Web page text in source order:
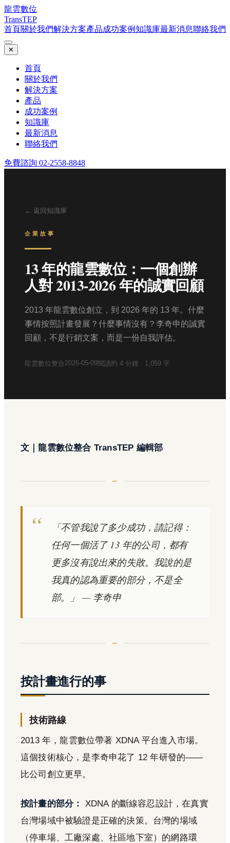
龍雲數位
TransTEP
首頁關於我們解決方案產品成功案例知識庫最新消息聯絡我們
✕
首頁
關於我們
解決方案
產品
成功案例
知識庫
最新消息
聯絡我們
免費諮詢 02-2558-8848
← 返回知識庫
企業故事
13 年的龍雲數位：一個創辦
人對 2013-2026 年的誠實回顧
2013 年龍雲數位創立，到 2026 年的 13 年。什麼
事情按照計畫發展？什麼事情沒有？李奇申的誠實
回顧，不是行銷文案，而是一份自我評估。
龍雲數位整合2026-05-09閱讀約 4 分鐘 · 1,059 字
文｜龍雲數位整合 TransTEP 編輯部
「不管我說了多少成功，請記得：
任何一個活了 13 年的公司，都有
更多沒有說出來的失敗。我說的是
我真的認為重要的部分，不是全
部。」 — 李奇申
按計畫進行的事
技術路線
2013 年，龍雲數位帶著 XDNA 平台進入市場。
這個技術核心，是李奇申花了 12 年研發的——
比公司創立更早。
按計畫的部分：
XDNA 的斷線容忍設計，在真實
台灣場域中被驗證是正確的決策。台灣的場域
（停車場、工廠深處、社區地下室）的網路環